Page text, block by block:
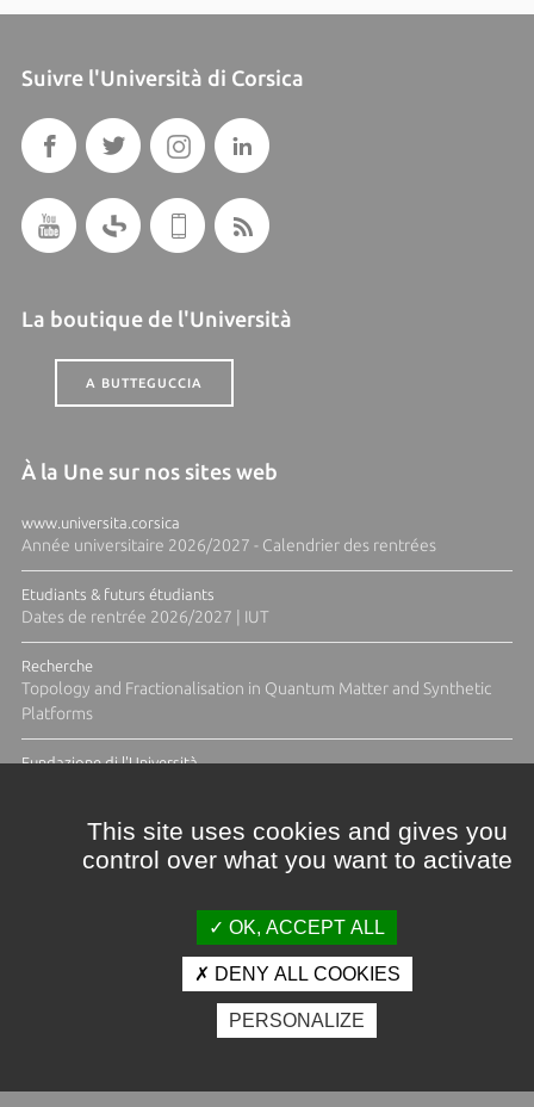
Suivre l'Università di Corsica
La boutique de l'Università
A BUTTEGUCCIA
À la Une sur nos sites web
www.universita.corsica
Année universitaire 2026/2027 - Calendrier des rentrées
Etudiants & futurs étudiants
Dates de rentrée 2026/2027 | IUT
Recherche
Topology and Fractionalisation in Quantum Matter and Synthetic
Platforms
Fundazione di l'Università
Crédits et mentions légales
Espace presse
Photothèque
This site uses cookies and gives you
control over what you want to activate
OK, ACCEPT ALL
DENY ALL COOKIES
PERSONALIZE